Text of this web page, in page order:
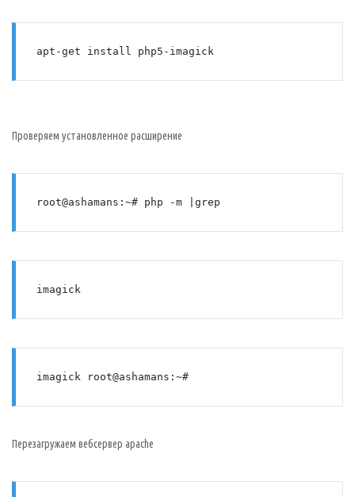
apt-get install php5-imagick
Проверяем установленное расширение
root@ashamans:~# php -m |grep
imagick
imagick root@ashamans:~#
Перезагружаем вебсервер apache